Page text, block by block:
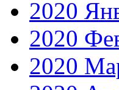
2020
2020
2020